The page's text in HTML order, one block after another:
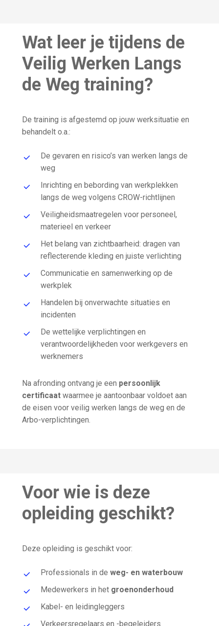
Wat leer je tijdens de
Veilig Werken Langs
de Weg training?
De training is afgestemd op jouw werksituatie en
behandelt o.a.:
De gevaren en risico’s van werken langs de
weg
Inrichting en bebording van werkplekken
langs de weg volgens CROW-richtlijnen
Veiligheidsmaatregelen voor personeel,
materieel en verkeer
Het belang van zichtbaarheid: dragen van
reflecterende kleding en juiste verlichting
Communicatie en samenwerking op de
werkplek
Handelen bij onverwachte situaties en
incidenten
De wettelijke verplichtingen en
verantwoordelijkheden voor werkgevers en
werknemers
Na afronding ontvang je een persoonlijk
certificaat waarmee je aantoonbaar voldoet aan
de eisen voor veilig werken langs de weg en de
Arbo-verplichtingen.
Voor wie is deze
opleiding geschikt?
Deze opleiding is geschikt voor:
Professionals in deweg- en waterbouw
Medewerkers in het groenonderhoud
Kabel- en leidingleggers
Verkeersregelaars en -begeleiders